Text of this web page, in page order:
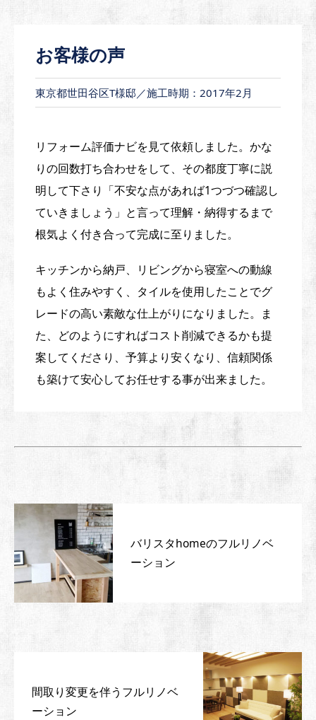
お客様の声
東京都世田谷区T様邸／施工時期：2017年2月
リフォーム評価ナビを見て依頼しました。かな
りの回数打ち合わせをして、その都度丁寧に説
明して下さり「不安な点があれば1つづつ確認し
ていきましょう」と言って理解・納得するまで
根気よく付き合って完成に至りました。
キッチンから納戸、リビングから寝室への動線
もよく住みやすく、タイルを使用したことでグ
レードの高い素敵な仕上がりになりました。ま
た、どのようにすればコスト削減できるかも提
案してくださり、予算より安くなり、信頼関係
も築けて安心してお任せする事が出来ました。
バリスタhomeのフルリノベ
ーション
間取り変更を伴うフルリノベ
ーション